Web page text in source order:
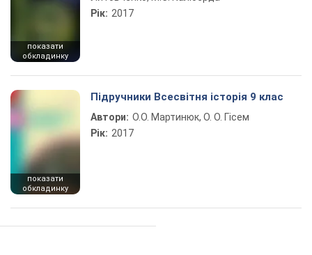
показати
обкладинку
Рік: 2017
показати
обкладинку
Підручники Всесвітня історія 9 клас
Автори: О.О. Мартинюк, О. О. Гісем
Рік: 2017